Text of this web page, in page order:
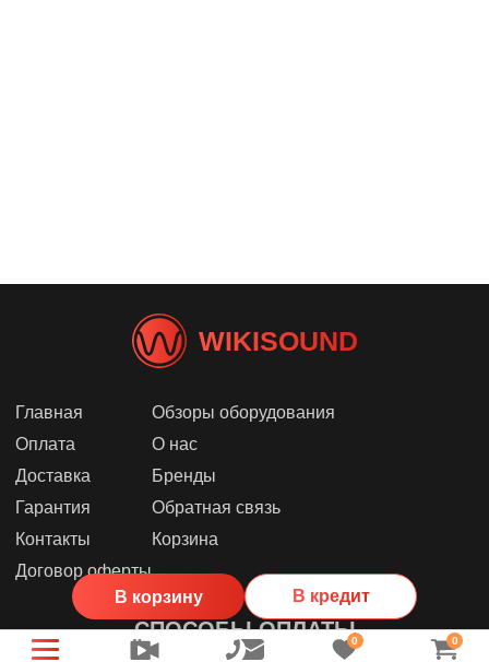
В корзину В кредит
WIKISOUND
Главная
Оплата
Доставка
Гарантия
Контакты
Договор оферты
Обзоры оборудования
О нас
Бренды
Обратная связь
Корзина
СПОСОБЫ ОПЛАТЫ0 0